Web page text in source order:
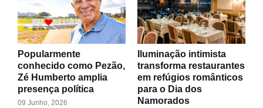
Popularmente
conhecido como Pezão,
Zé Humberto amplia
presença política
09 Junho, 2026
Iluminação intimista
transforma restaurantes
em refúgios românticos
para o Dia dos
Namorados